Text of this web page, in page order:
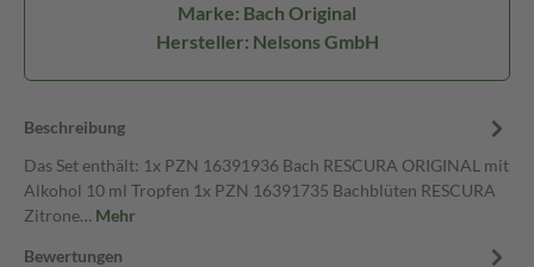
Marke: Bach Original
Hersteller: Nelsons GmbH
Beschreibung
Das Set enthält: 1x PZN 16391936 Bach RESCURA ORIGINAL mit
Alkohol 10 ml Tropfen 1x PZN 16391735 Bachblüten RESCURA
Zitrone… Mehr
Bewertungen